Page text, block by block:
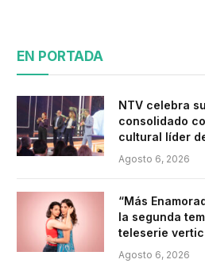
EN PORTADA
NTV celebra
consolidado
cultural líder
Agosto 6, 2026
“Más
la segunda
teleserie
Agosto 6, 2026